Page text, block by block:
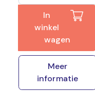
In
winkel
wagen
Meer
informatie